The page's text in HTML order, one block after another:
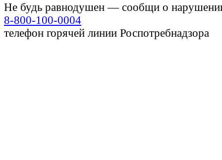
Не будь равнодушен — сообщи о
8-800-100-0004
телефон горячей линии Роспотребнадзора